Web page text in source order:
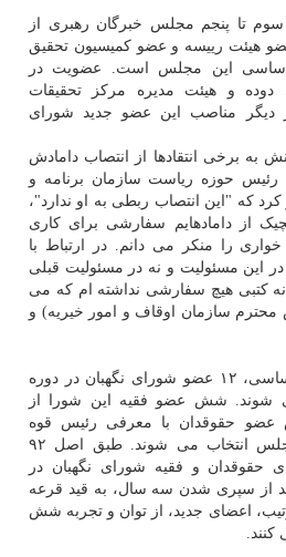
سوم تا پنجم مجلس خبرگان رهبری از
عضو هیئت رییسه و عضو کمیسیون تحقیق
۱۱۱ قانون اساسی این مجلس است. عضویت در
و هیئت مدیره مرکز تحقیقات
دیگر مناصب این عضو جدید شورای
آذر ۹۷ در واکنش به برخی انتقادها از انتصاب دامادش
رئیس حوزه ریاست سازمان برنامه و
کرد که "این انتصاب ربطی به او ندارد"،
از دامادهایم سفارشی برای کاری
را منکر می دانم. در ارتباط با
این مسئولیت و نه در مسئولیت قبلی
نه کتبی هیچ سفارشی نداشته ام که می
محترم سازمان اوقاف و امور خیریه) و
بر اساس اصل ۹۱ قانون اساسی، ۱۲ عضو شورای نگهبان در دوره
شوند. شش عضو فقیه این شورا از
حقوقدان با معرفی رئیس قوه
قضاییه و رای نمایندگان مجلس انتخاب می شوند. طبق اصل ۹۲
حقوق­دان و فقیه شورای نگهبان در
از سپری شدن سه سال، به قید قرعه
اعضای جدید، از توان و تجربه شش